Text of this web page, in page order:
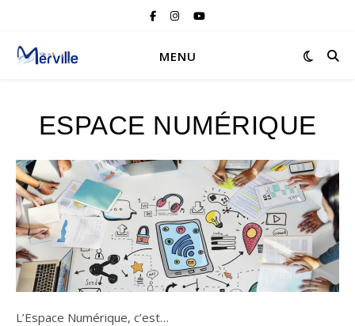
MENU
ESPACE NUMÉRIQUE
L’Espace Numérique, c’est…